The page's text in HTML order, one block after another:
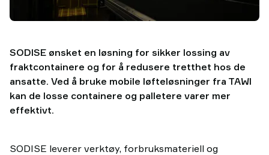
SODISE ønsket en løsning for sikker lossing av
fraktcontainere og for å redusere tretthet hos de
ansatte. Ved å bruke mobile løfteløsninger fra TAWI
kan de losse containere og palletere varer mer
effektivt.
SODISE leverer verktøy, forbruksmateriell og